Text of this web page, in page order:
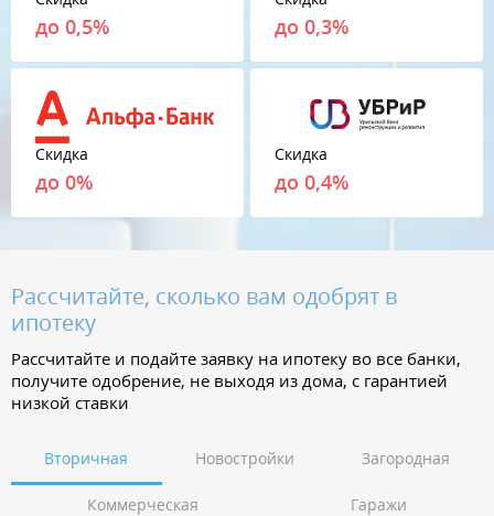
до 0,5% до 0,3%
Скидка
до 0%
Скидка
до 0,4%
Рассчитайте, сколько вам одобрят в
ипотеку
Рассчитайте и подайте заявку на ипотеку во все банки,
получите одобрение, не выходя из дома, с гарантией
низкой ставки
Вторичная Новостройки Загородная
Коммерческая Гаражи